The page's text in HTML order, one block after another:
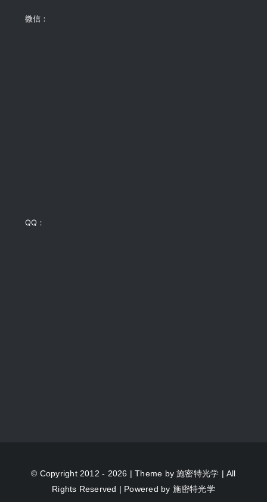
微信：
QQ：
© Copyright 2012 - 2026 | Theme by施密特光学 | All
Rights Reserved | Powered by 施密特光学